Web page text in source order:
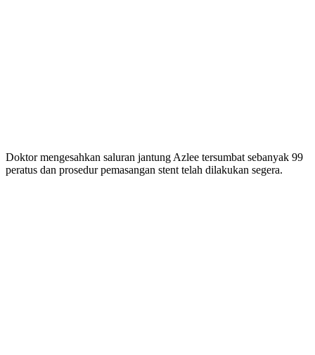
Doktor mengesahkan saluran jantung Azlee tersumbat sebanyak 99
peratus dan prosedur pemasangan stent telah dilakukan segera.